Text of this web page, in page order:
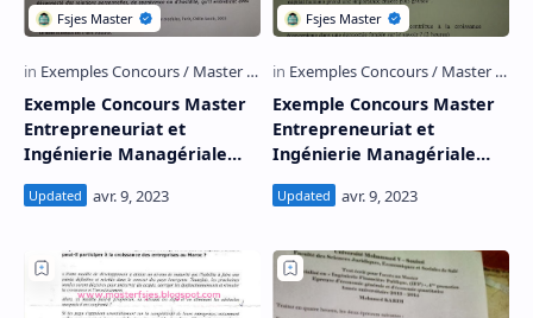
Ingénierie Managériale
2016-2017 - Fsjes Salé
Ingénierie Managériale
2015-2016 - Fsjes Salé